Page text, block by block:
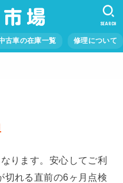
古車の在庫一覧 修理について
SEARCH
ります。安心してご利
切れる直前の6ヶ月点検